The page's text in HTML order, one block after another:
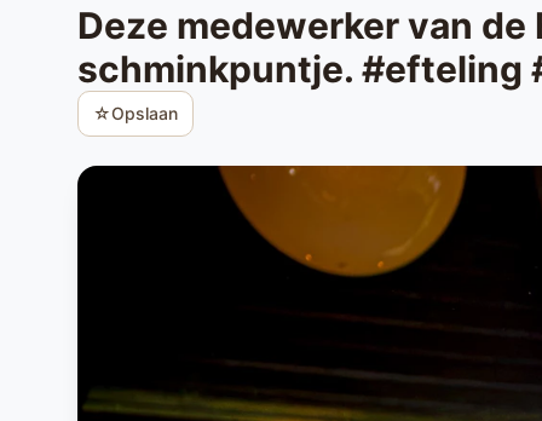
Deze medewerker van
schminkpuntje. #efteling
☆Opslaan